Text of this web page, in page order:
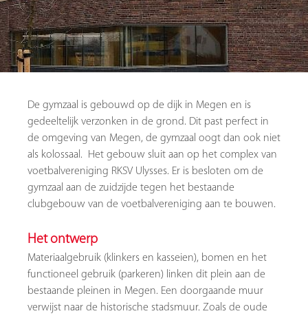
De gymzaal is gebouwd op de dijk in Megen en is
gedeeltelijk verzonken in de grond. Dit past perfect in
de omgeving van Megen, de gymzaal oogt dan ook niet
als kolossaal. Het gebouw sluit aan op het complex van
voetbalvereniging RKSV Ulysses. Er is besloten om de
gymzaal aan de zuidzijde tegen het bestaande
clubgebouw van de voetbalvereniging aan te bouwen.
Hetontwerp
Materiaalgebruik (klinkers en kasseien), bomen en het
functioneel gebruik (parkeren) linken dit plein aan de
bestaande pleinen in Megen. Een doorgaande muur
verwijst naar de historische stadsmuur. Zoals de oude